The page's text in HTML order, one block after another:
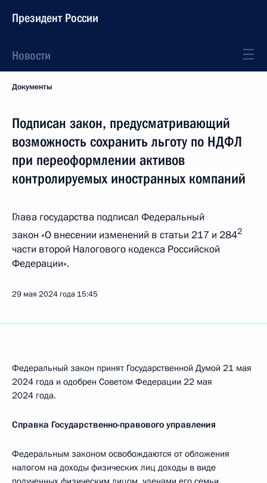
Президент России
Новости
Документы
Подписан закон, предусматривающий
возможность сохранить льготу по НДФЛ
при переоформлении активов
контролируемых иностранных компаний
Глава государства подписал Федеральный
закон «О внесении изменений в статьи 217 и 2842
части второй Налогового кодекса Российской
Федерации».
29 мая 2024 года 15:45
Федеральный закон принят Государственной Думой 21 мая
2024 года и одобрен Советом Федерации 22 мая
2024 года.
Справка Государственно-правового управления
Федеральным законом освобождаются от обложения
налогом на доходы физических лиц доходы в виде